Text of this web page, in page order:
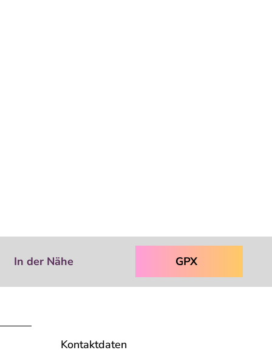
In der Nähe GPX
Kontaktdaten